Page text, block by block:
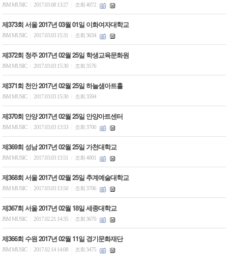
JSM MUSIC 2017.03.08 13:27 조회 4072
제373회 서울 2017년 03월 01일 이화여자대학교
JSM MUSIC 2017.03.03 15:31 조회 3634
제372회 청주 2017년 02월 25일 학생교육문화원
JSM MUSIC 2017.03.03 15:30 조회 3576
제371회 천안 2017년 02월 25일 하늘샘아트홀
JSM MUSIC 2017.03.03 15:30 조회 3594
제370회 안양 2017년 02월 25일 안양아트센터
JSM MUSIC 2017.03.03 13:53 조회 3700
제369회 성남 2017년 02월 25일 가천대학교
JSM MUSIC 2017.03.03 13:51 조회 4001
제368회 서울 2017년 02월 25일 추계예술대학교
JSM MUSIC 2017.03.03 13:50 조회 3706
제367회 서울 2017년 02월 18일 세종대학교
JSM MUSIC 2017.02.21 14:35 조회 3670
제366회 수원 2017년 02월 11일 경기문화재단
JSM MUSIC 2017.02.14 14:08 조회 3475